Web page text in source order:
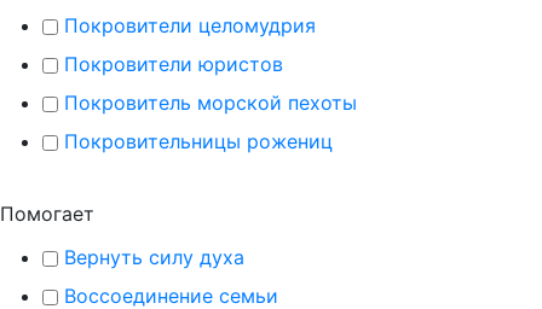
Покровители целомудрия
Покровители юристов
Покровитель морской пехоты
Покровительницы рожениц
Помогает
Вернуть силу духа
Воссоединение семьи